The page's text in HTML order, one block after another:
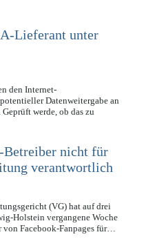
Datenschutz in der EU
Lieferant unter
den Internet-
Datenweitergabe an
werde, ob das zu
Betreiber nicht für
verantwortlich
(VG) hat auf drei
Holstein vergangene Woche